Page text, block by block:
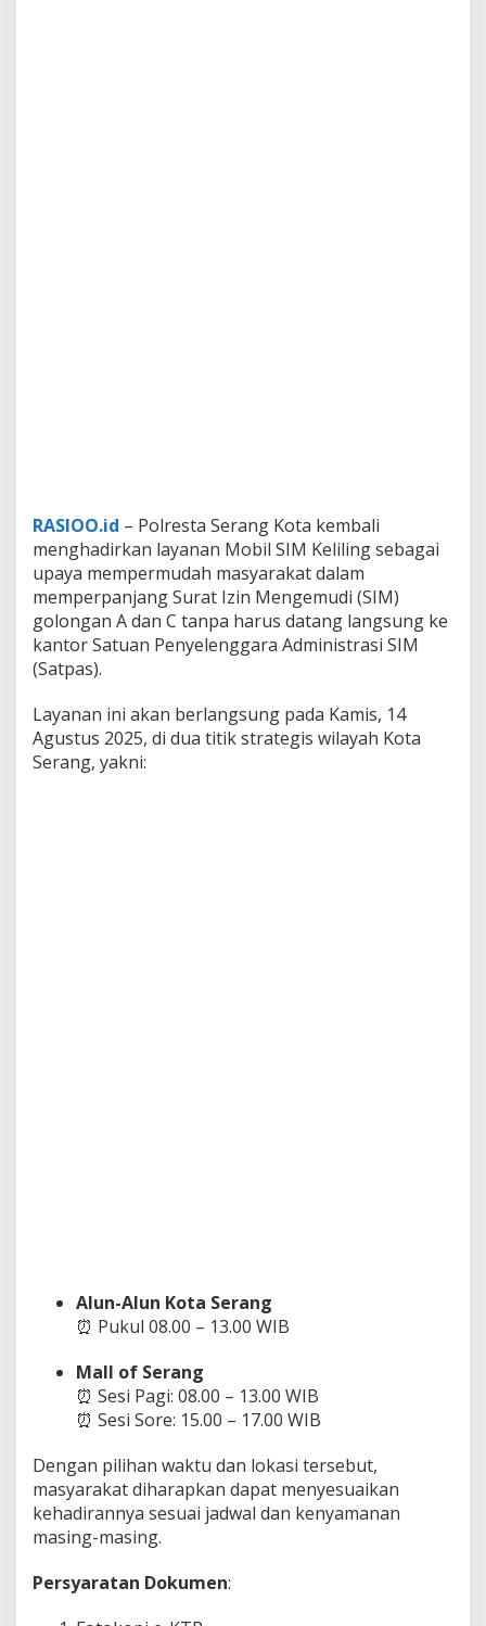
RASIOO.id – Polresta Serang Kota kembali
menghadirkan layanan Mobil SIM Keliling sebagai
upaya mempermudah masyarakat dalam
memperpanjang Surat Izin Mengemudi (SIM)
golongan A dan C tanpa harus datang langsung ke
kantor Satuan Penyelenggara Administrasi SIM
(Satpas).
Layanan ini akan berlangsung pada Kamis, 14
Agustus 2025, di dua titik strategis wilayah Kota
Serang, yakni:
Alun-Alun Kota Serang
⏰ Pukul 08.00 – 13.00 WIB
Mall of Serang
⏰ Sesi Pagi: 08.00 – 13.00 WIB
⏰ Sesi Sore: 15.00 – 17.00 WIB
Dengan pilihan waktu dan lokasi tersebut,
masyarakat diharapkan dapat menyesuaikan
kehadirannya sesuai jadwal dan kenyamanan
masing-masing.
Persyaratan Dokumen: